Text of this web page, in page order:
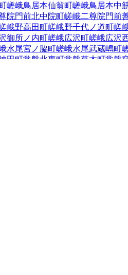
嵯峨鳥居本仙翁町嵯峨鳥居本中
院門前北中院町嵯峨二尊院門前
峨野高田町嵯峨野千代ノ道町嵯
御所ノ内町嵯峨広沢町嵯峨広沢
水尾宮ノ脇町嵯峨水尾武蔵嶋町
田町常盤北裏町常盤草木町常盤